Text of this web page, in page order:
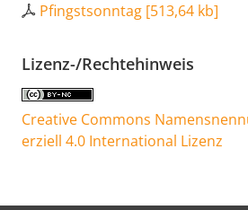
Pfingstsonntag [513,64 kb]
Lizenz-/Rechtehinweis
Creative Commons
erziell 4.0 International Lizenz